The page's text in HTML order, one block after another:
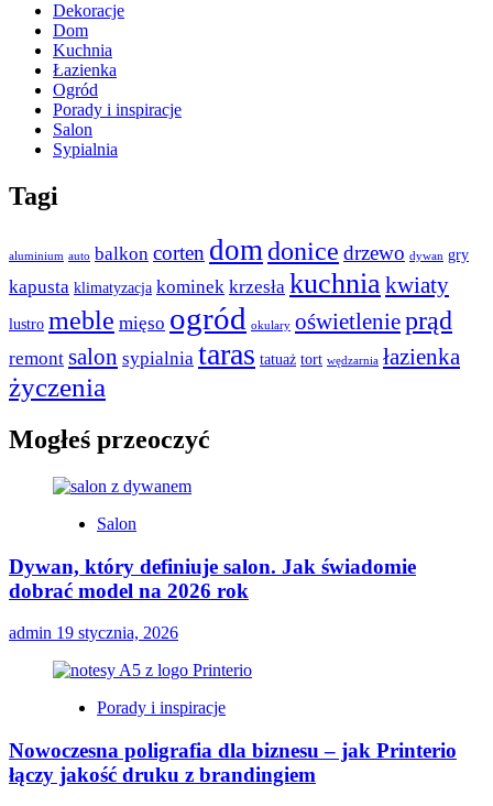
Dekoracje
Dom
Kuchnia
Łazienka
Ogród
Porady i inspiracje
Salon
Sypialnia
Tagi
aluminium auto balkon corten domdonice drzewo dywan gry
kapusta klimatyzacja kominek krzesła kuchniakwiaty
lustro meble mięso ogród okulary oświetlenieprąd
remont salon sypialnia taras tatuaż tort wędzarnia łazienka
życzenia
Mogłeś przeoczyć
Salon
Dywan, który definiuje salon. Jak świadomie
dobrać model na 2026 rok
admin 19 stycznia, 2026
Porady i inspiracje
Nowoczesna poligrafia dla biznesu – jak Printerio
łączy jakość druku z brandingiem